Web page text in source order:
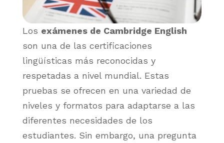
Los exámenes de Cambridge English
son una de las certificaciones
lingüísticas más reconocidas y
respetadas a nivel mundial. Estas
pruebas se ofrecen en una variedad de
niveles y formatos para adaptarse a las
diferentes necesidades de los
estudiantes. Sin embargo, una pregunta